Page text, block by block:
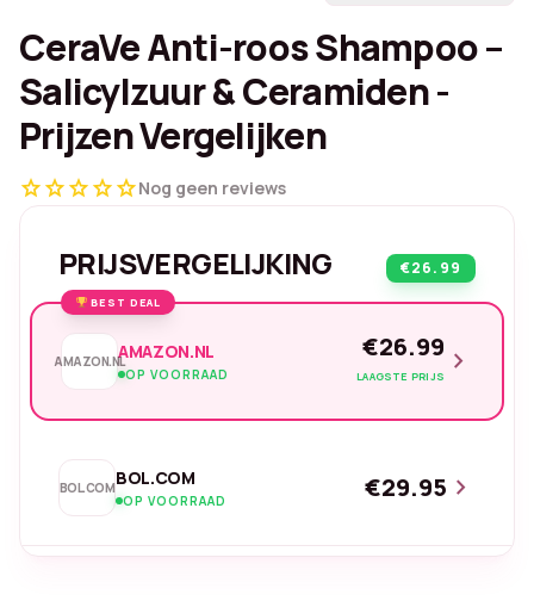
CeraVe Anti-roos Shampoo –
Salicylzuur & Ceramiden -
Prijzen Vergelijken
starstarstarstarstarNog geen reviews
PRIJSVERGELIJKING €26.99
BEST DEAL
AMAZON.NLAMAZON.NL
OP VOORRAAD
€26.99
LAAGSTE PRIJS chevron_right
BOL.COMBOL.COM
OP VOORRAAD €29.95 chevron_right